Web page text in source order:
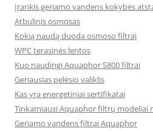
Įrankis geriamo vandens kokybės
Atbulinis osmosas
Kokią naudą duoda osmoso filtrai
WPC terasinės lentos
Kuo naudingi Aquaphor S800 filtrai
Geriausias pelėsio valiklis
Kas yra energetiniai sertifikatai
Tinkamiausi Aquaphor filtrų modeliai
Geriamo vandens filtrai Aquaphor